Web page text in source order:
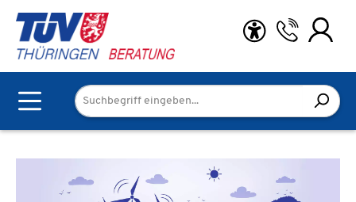
Zum Hauptinhalt springen